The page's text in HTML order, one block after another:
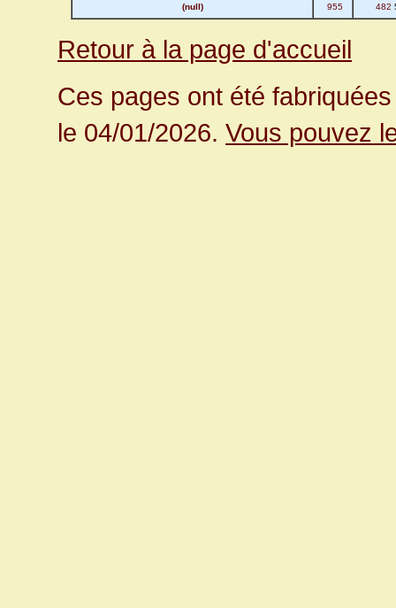
(null) 955 482
Retour à la page d'accueil
Ces pages ont été
le 04/01/2026. Vous pouvez